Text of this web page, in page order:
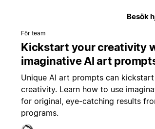
Besök
För team
Kickstart your creativity
imaginative AI art
Unique AI art prompts can
creativity. Learn how to use
for original, eye-catching results
programs.